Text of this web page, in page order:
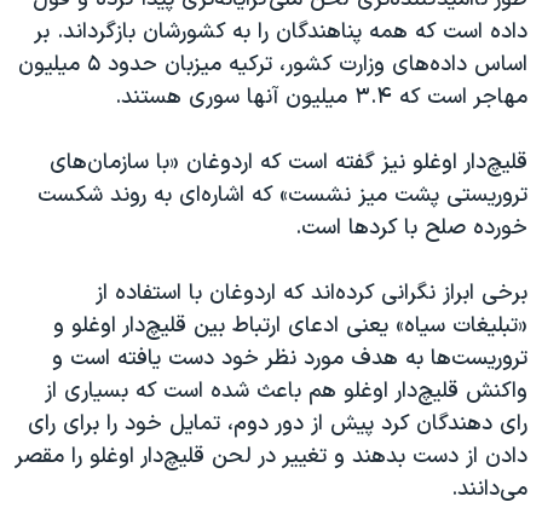
داده است که همه پناهندگان را به کشورشان بازگرداند. بر
اساس داده‌های وزارت کشور، ترکیه میزبان حدود ۵ میلیون
مهاجر است که ۳.۴ میلیون آنها سوری هستند.
قلیچ‌دار اوغلو نیز گفته است که اردوغان «با سازمان‌های
تروریستی پشت میز نشست» که اشاره‌ای به روند شکست
خورده صلح با کردها است.
برخی ابراز نگرانی کرده‌اند که اردوغان با استفاده از
«تبلیغات سیاه» یعنی ادعای ارتباط بین قلیچ‌دار اوغلو و
تروریست‌ها به هدف مورد نظر خود دست یافته است و
واکنش قلیچ‌دار اوغلو هم باعث شده است که بسیاری از
رای دهندگان کرد پیش از دور دوم، تمایل خود را برای رای
دادن از دست بدهند و تغییر در لحن قلیچ‌دار اوغلو را مقصر
می‌دانند.